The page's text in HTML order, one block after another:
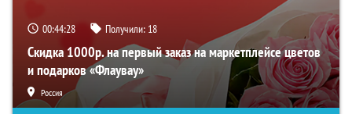
00:44:27 Получили: 18
Скидка 1000р. на первый заказ на маркетплейсе цветов
и подарков «Флаувау»
Россия